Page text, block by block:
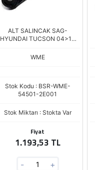
ALT SALINCAK SAG-
HYUNDAI TUCSON 04>10
54501-2E031
WME
Stok Kodu : BSR-WME-
54501-2E001
Stok Miktarı : Stokta Var
Fiyat
1.193,53 TL
- +